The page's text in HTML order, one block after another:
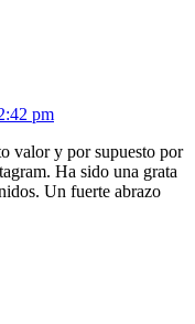
pm
valor y por supuesto por
Ha sido una grata
Un fuerte abrazo